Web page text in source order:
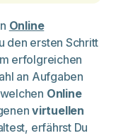
Online
den ersten Schritt
erfolgreichen
an Aufgaben
Online
virtuellen
erfährst Du